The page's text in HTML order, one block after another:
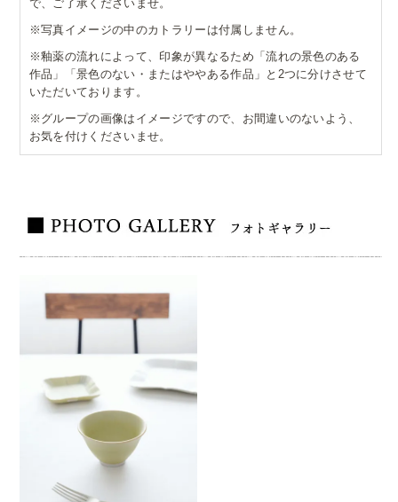
で、ご了承くださいませ。
※写真イメージの中のカトラリーは付属しません。
※釉薬の流れによって、印象が異なるため「流れの景色のある
作品」「景色のない・またはややある作品」と2つに分けさせて
いただいております。
※グループの画像はイメージですので、お間違いのないよう、
お気を付けくださいませ。